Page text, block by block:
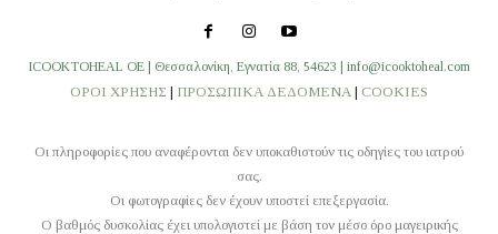
ICOOKTOHEAL OE | Θεσσαλονίκη, Εγνατία 88, 54623 | info@icooktoheal.com
ΟΡΟΙ ΧΡΗΣΗΣ | ΠΡΟΣΩΠΙΚΑ ΔΕΔΟΜΕΝΑ | COOKIES
Οι πληροφορίες που αναφέρονται δεν υποκαθιστούν τις οδηγίες του ιατρού
σας.
Οι φωτογραφίες δεν έχουν υποστεί επεξεργασία.
O βαθμός δυσκολίας έχει υπολογιστεί με βάση τον μέσο όρο μαγειρικής